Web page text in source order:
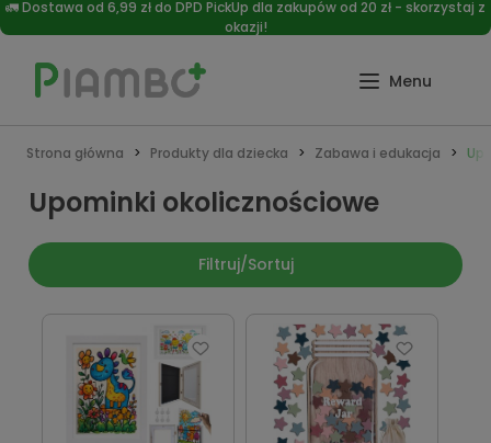
🚛 Dostawa od 6,99 zł do DPD PickUp dla zakupów od 20 zł - skorzystaj z
okazji!
Strona główna Produkty dla dziecka Zabawa i edukacja
Upominki okolicznościowe
Filtruj/Sortuj